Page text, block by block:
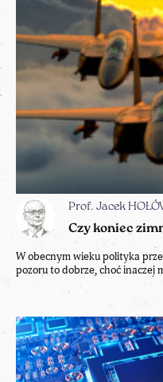
Prof. Jacek
Czy koniec
W obecnym wieku polityka
pozoru to dobrze, choć inaczej